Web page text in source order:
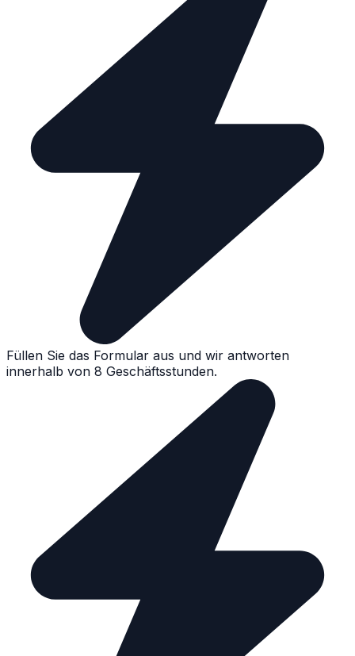
Füllen Sie das Formular aus und wir antworten
innerhalb von 8 Geschäftsstunden.